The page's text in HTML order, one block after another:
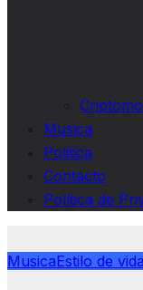
Musica
Politica
Contacto
Política de
MusicaEstilo de vida